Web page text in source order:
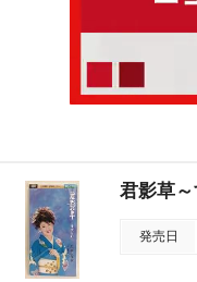
君影草
発売日